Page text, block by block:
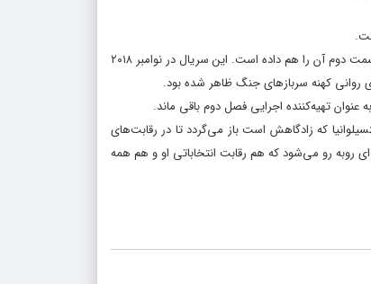
هر چند آمازون تاکنون اظهار نظری نکرده است، اما این کمپانی با روی آنتن رفتن فصل نخست «به خانه برگشتن» سفارش قسمت دوم آن را هم داده است. این سریال در نوامبر ۲۰۱۸
روانی کهنه سربازهای جنگ ظاهر شده بود.
عنوان تهیه‌کننده اجرایی فصل دوم باقی ماند.
که زادگاهش است باز می‌گردد تا در رقابت‌های
روبه رو می‌شود که هم رقابت انتخاباتی او و هم همه